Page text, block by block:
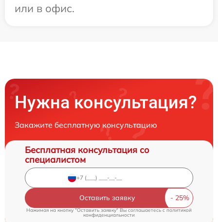
или в офис.
Нужна консультация?
Закажите бесплатную консультацию
Бесплатная консультация со
специалистом
Оставить заявку
Нажимая на кнопку "Оставить заявку" Вы соглашаетесь cполитикой
конфиденциальности